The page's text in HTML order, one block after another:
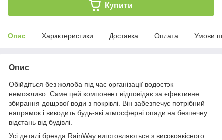
Купити
Опис Характеристики Доставка Оплата Умови
Опис
Обійдіться без жолоба під час організації водосток
неможливо. Саме цей компонент відповідає за ефективне
збирання дощової води з покрівлі. Він забезпечує потрібний
напрямок і виводить будь-які атмосферні опади на безпечну
відстань від будівлі.
Усі деталі бренда RainWay виготовляються з високоякісного